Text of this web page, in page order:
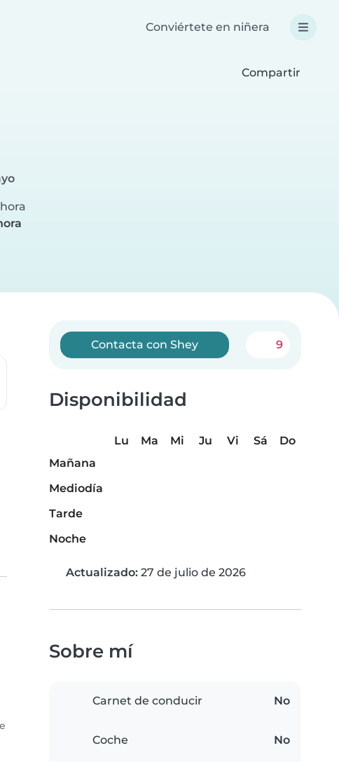
Conviértete en niñera
Compartir
Contacta con Shey 9
Disponibilidad
Lu Ma Mi Ju Vi Sá
Do
Mañana
Mediodía
Tarde
Noche
Actualizado: 27 de julio de 2026
Sobre mí
Carnet de conducir No
Coche No